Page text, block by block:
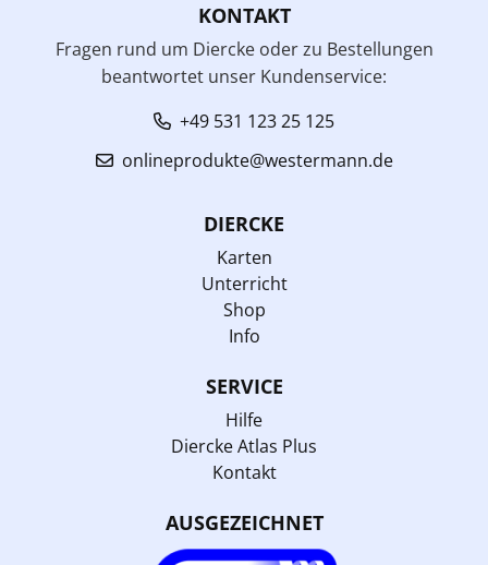
KONTAKT
Fragen rund um Diercke oder zu Bestellungen
beantwortet unser Kundenservice:
+49 531 123 25 125
onlineprodukte@westermann.de
DIERCKE
Karten
Unterricht
Shop
Info
SERVICE
Hilfe
Diercke Atlas Plus
Kontakt
AUSGEZEICHNET